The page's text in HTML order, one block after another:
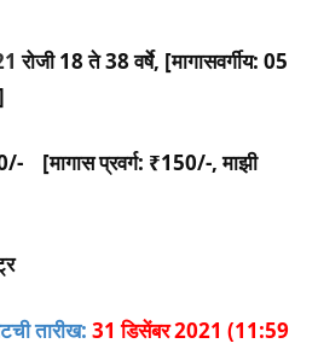
रोजी 18 ते 38 वर्षे, [मागासवर्गीय: 05
[मागास प्रवर्ग: ₹150/-, माझी
तारीख: 31 डिसेंबर 2021 (11:59